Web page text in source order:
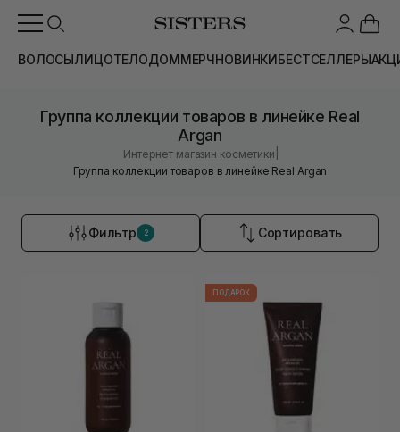
ВОЛОСЫЛИЦОТЕЛОДОММЕРЧНОВИНКИБЕСТСЕЛЛЕРЫ
Группа коллекции товаров в линейке Real
Argan
Интернет магазин косметики
Группа коллекции товаров в линейке Real Argan
Фильтр 2 Сортировать
ПОДАРОК